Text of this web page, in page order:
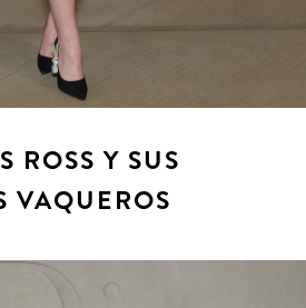
ROSS Y SUS
VAQUEROS